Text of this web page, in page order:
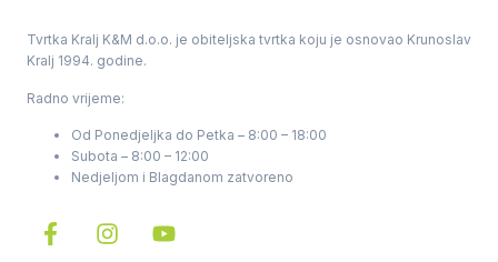
Tvrtka Kralj K&M d.o.o. je obiteljska tvrtka koju je osnovao Krunoslav
Kralj 1994. godine.
Radno vrijeme:
Od Ponedjeljka do Petka – 8:00 – 18:00
Subota – 8:00 – 12:00
Nedjeljom i Blagdanom zatvoreno